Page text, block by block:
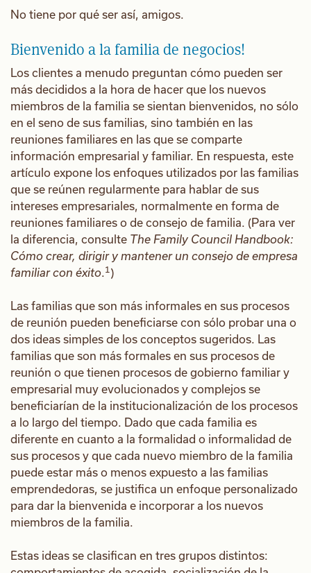
No tiene por qué ser así, amigos.
Bienvenido a la familia de negocios!
Los clientes a menudo preguntan cómo pueden ser
más decididos a la hora de hacer que los nuevos
miembros de la familia se sientan bienvenidos, no sólo
en el seno de sus familias, sino también en las
reuniones familiares en las que se comparte
información empresarial y familiar. En respuesta, este
artículo expone los enfoques utilizados por las familias
que se reúnen regularmente para hablar de sus
intereses empresariales, normalmente en forma de
reuniones familiares o de consejo de familia. (Para ver
la diferencia, consulte The Family Council Handbook:
Cómo crear, dirigir y mantener un consejo de empresa
familiar con éxito.1 )
Las familias que son más informales en sus procesos
de reunión pueden beneficiarse con sólo probar una o
dos ideas simples de los conceptos sugeridos. Las
familias que son más formales en sus procesos de
reunión o que tienen procesos de gobierno familiar y
empresarial muy evolucionados y complejos se
beneficiarían de la institucionalización de los procesos
a lo largo del tiempo. Dado que cada familia es
diferente en cuanto a la formalidad o informalidad de
sus procesos y que cada nuevo miembro de la familia
puede estar más o menos expuesto a las familias
emprendedoras, se justifica un enfoque personalizado
para dar la bienvenida e incorporar a los nuevos
miembros de la familia.
Estas ideas se clasifican en tres grupos distintos: